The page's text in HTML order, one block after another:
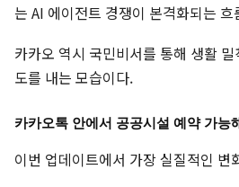
는 AI 에이전트 경쟁이 본격화되는 흐
카카오 역시 국민비서를 통해 생활
도를 내는 모습이다.
카카오톡 안에서 공공시설 예약 가능
이번 업데이트에서 가장 실질적인 변